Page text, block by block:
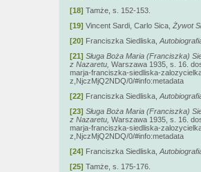
[18] Tamże, s. 152-153.
[19] Vincent Sardi, Carlo Sica, Żywot
[20] Franciszka Siedliska,
[21] Sługa Boża Maria (Franciszka)
z Nazaretu, Warszawa 1935, s. 16.
marja-franciszka-siedliska-
z,NjczMjQ2NDQ/0/#info:metadata
[22] Franciszka Siedliska,
[23] Sługa Boża Maria (Franciszka)
z Nazaretu, Warszawa 1935, s. 16.
marja-franciszka-siedliska-
z,NjczMjQ2NDQ/0/#info:metadata
[24] Franciszka Siedliska,
[25] Tamże, s. 175-176.